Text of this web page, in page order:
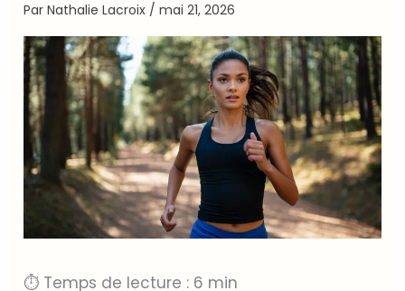
ParNathalie Lacroix /mai 21, 2026
⏱ Temps de lecture : 6 min